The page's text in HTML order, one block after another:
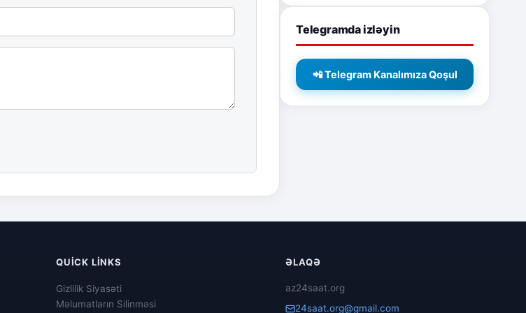
Telegramda izləyin
📲 Telegram Kanalımıza Qoşul
QUICK LINKS
Gizlilik Siyasəti
Məlumatların Silinməsi
ƏLAQƏ
az24saat.org
24saat.org@gmail.com